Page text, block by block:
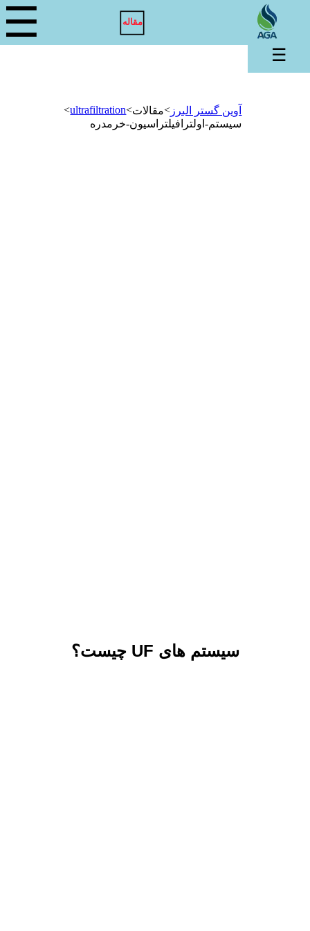
مقاله ☰
سیستم های UF چیست؟
آوین گستر البرز >مقالات>
ultrafiltration
>
سیستم-اولترافیلتراسیون-خرمدره
☰